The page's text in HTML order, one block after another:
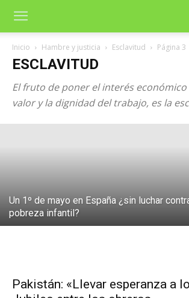
Inicio Hambre y justicia Esclavitud Página 3
ESCLAVITUD
El fruto de poner el interés
valor y la dignidad del trabajo, es la
Industria textil: Motor de la
moderna
11 de mayo de 2026
Un 1º de mayo en España ¿sin luchar
pobreza infantil?
Pakistán: «Llevar esperanza a